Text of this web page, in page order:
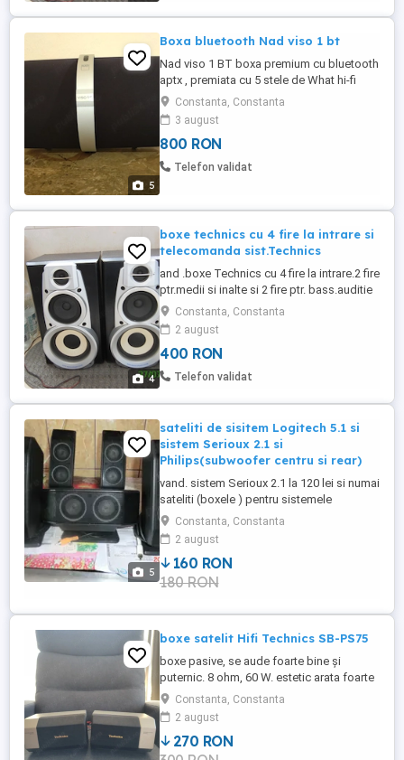
5
Boxa bluetooth Nad viso 1 bt
Nad viso 1 BT boxa premium cu bluetooth
aptx , premiata cu 5 stele de What hi-fi
sunet hi-fi adevarat sunet cu bas
demential ,,subwoofer,, foarte puternic
difuzoare firma high-end PS Audio
Canada, amplificator unic in bransa audio
hi-fi DD Direct Digital proprietar Nad care
Constanta, Constanta
3 august
800 RON
Telefon validat
4
boxe technics cu 4 fire la intrare si
telecomanda sist.Technics
and .boxe Technics cu 4 fire la intrare.2 fire
ptr.medii si inalte si 2 fire ptr. bass.auditie
de exceptie mai ales relevante la un
sistrem Technics.pret 400 lei si
telecomanda technics ptr. aceste tipuri de
sisteme .la 200 lei.
Constanta, Constanta
2 august
400 RON
Telefon validat
5
sateliti de sisitem Logitech 5.1 si
sistem Serioux 2.1 si
Philips(subwoofer centru si rear)
vand. sistem Serioux 2.1 la 120 lei si numai
sateliti (boxele ) pentru sistemele
Logitech 5.1 .preturi 160 lei ,140 lei ,100 lei
si mai detin de la un sistem Philips
,suwooferul ,centru si un sateli la 80
lei.Sunati la telefon ptr. detalii
0770x195x352
Constanta, Constanta
2 august
160 RON
180 RON
boxe satelit Hifi Technics SB-PS75
boxe pasive, se aude foarte bine și
puternic. 8 ohm, 60 W. estetic arata foarte
bine, tehnic perfect. predare personala.
Constanta, Constanta
2 august
270 RON